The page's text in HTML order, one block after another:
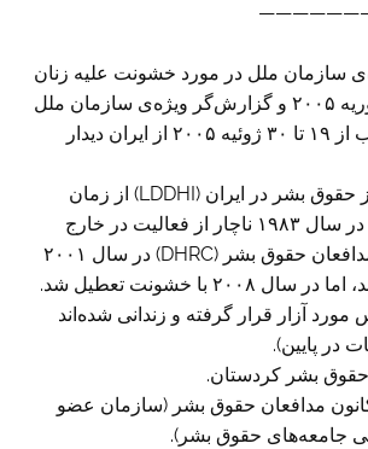
سازمان ملل در مورد خشونت علیه زنان
از ۲۹ ژانویه تا ۶ فوریه ۲۰۰۵ و گزارش‌گر ویژه‌ی سازمان ملل
برای مسکن مناسب از ۱۹ تا ۳۰ ژوئیه ۲۰۰۵ از ایران دیدار
[۲] جامعه‌ی دفاع از حقوق بشر در ایران (LDDHI) از زمان
تأسیس در فرانسه در سال ۱۹۸۳ ناچار از فعالیت در خارج
بوده است. کانون مدافعان حقوق بشر (DHRC) در سال ۲۰۰۱
در ایران تاسیس شد، اما در سال ۲۰۰۸ با خشونت تعطیل شد.
آزار قرار گرفته و زندانی شده‌اند
در پایین).
کانون مدافعان حقوق بشر (سازمان عضو
جامعه‌های حقوق بشر).